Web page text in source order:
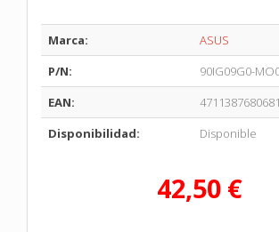
Marca:
ASUS
P/N:
90IG09G0-
EAN:
4711387680681
Disponibilidad:
Disponible
42,50 €